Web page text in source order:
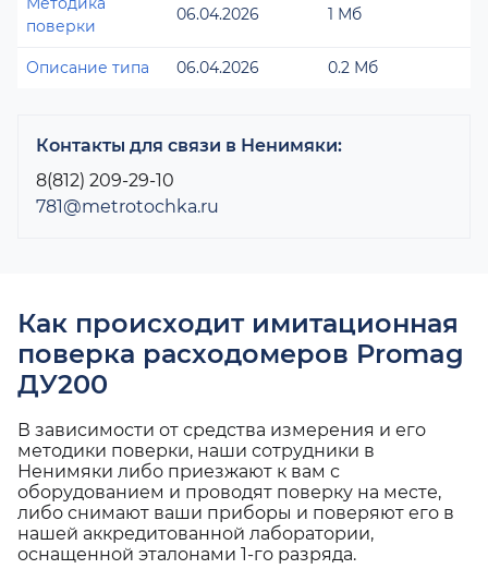
поверки
06.04.2026 1 Мб
Описание типа 06.04.2026 0.2 Мб
Контакты для связи в Ненимяки:
8(812) 209-29-10
781@metrotochka.ru
Как происходит имитационная
поверка расходомеров Promag
ДУ200
В зависимости от средства измерения и его
методики поверки, наши сотрудники в
Ненимяки либо приезжают к вам с
оборудованием и проводят поверку на месте,
либо снимают ваши приборы и поверяют его в
нашей аккредитованной лаборатории,
оснащенной эталонами 1-го разряда.